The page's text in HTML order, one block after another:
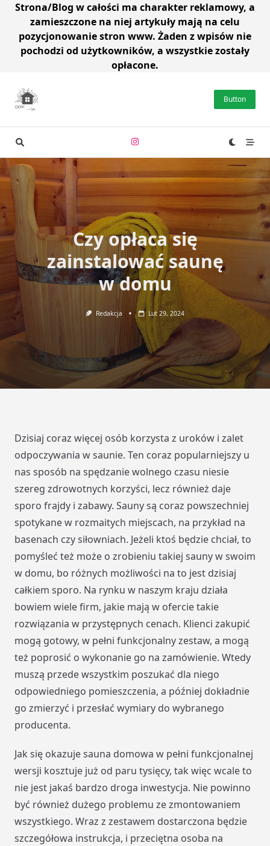
Strona/Blog w całości ma charakter reklamowy, a
zamieszczone na niej artykuły mają na celu
pozycjonowanie stron www. Żaden z wpisów nie
pochodzi od użytkowników, a wszystkie zostały
opłacone.
content
Button
Czy opłaca się
zainstalować saunę
w domu
Redakcja Lut 29, 2024
Dzisiaj coraz więcej osób korzysta z uroków i zalet
odpoczywania w saunie. Ten coraz popularniejszy u
nas sposób na spędzanie wolnego czasu niesie
szereg zdrowotnych korzyści, lecz również daje
sporo frajdy i zabawy. Sauny są coraz powszechniej
spotykane w rozmaitych miejscach, na przykład na
basenach czy siłowniach. Jeżeli ktoś będzie chciał, to
pomyśleć też może o zrobieniu takiej sauny w swoim
w domu, bo różnych możliwości na to jest dzisiaj
całkiem sporo. Na rynku w naszym kraju działa
bowiem wiele firm, jakie mają w ofercie takie
rozwiązania w przystępnych cenach. Klienci zakupić
mogą gotowy, w pełni funkcjonalny zestaw, a mogą
też poprosić o wykonanie go na zamówienie. Wtedy
muszą przede wszystkim poszukać dla niego
odpowiedniego pomieszczenia, a później dokładnie
go zmierzyć i przesłać wymiary do wybranego
producenta.
Jak się okazuje sauna domowa w pełni funkcjonalnej
wersji kosztuje już od paru tysięcy, tak więc wcale to
nie jest jakaś bardzo droga inwestycja. Nie powinno
być również dużego problemu ze zmontowaniem
wszystkiego. Wraz z zestawem dostarczona będzie
szczegółowa instrukcja, i przeciętna osoba na